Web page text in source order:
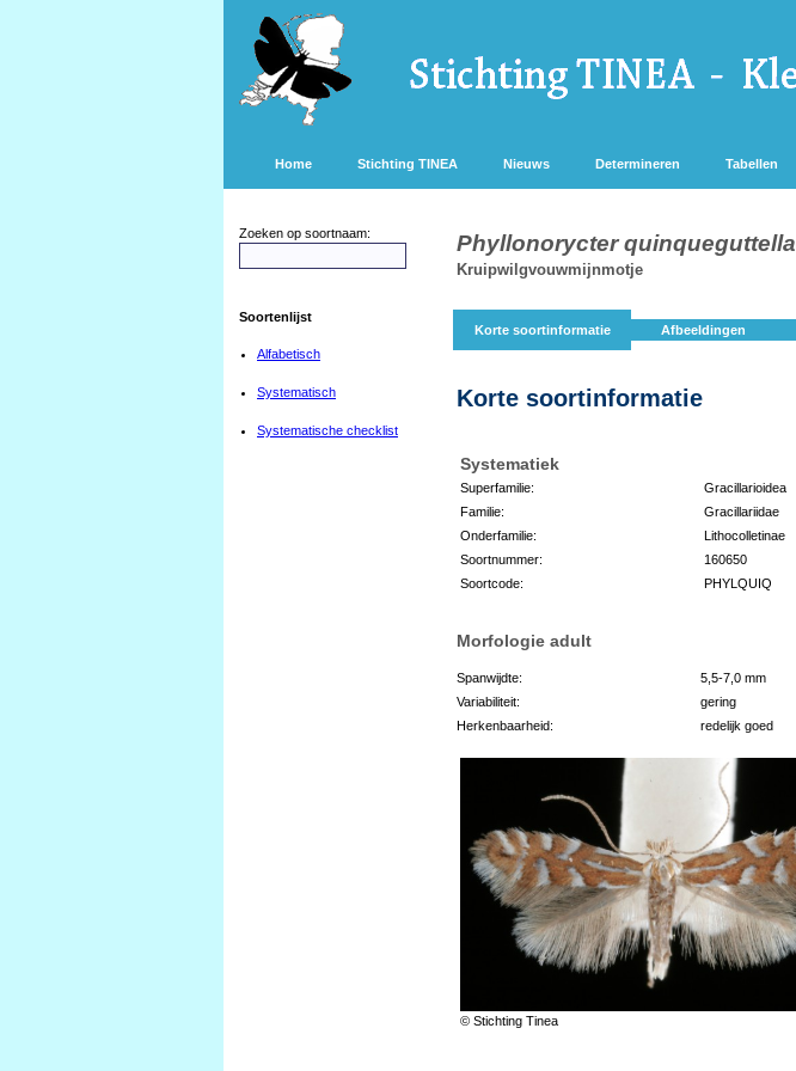
Home Stichting TINEA Nieuws Determineren Tabellen
Zoeken op soortnaam:
Soortenlijst
Alfabetisch
Systematisch
Systematische checklist
Phyllonorycter quinqueguttella
Kruipwilgvouwmijnmotje
Korte soortinformatie Afbeeldingen
Korte soortinformatie
Systematiek
Superfamilie:
Gracillarioidea
Familie:
Gracillariidae
Onderfamilie:
Lithocolletinae
Soortnummer:
160650
Soortcode:
PHYLQUIQ
Morfologie adult
Spanwijdte:
5,5-7,0 mm
Variabiliteit:
gering
Herkenbaarheid:
redelijk goed
© Stichting Tinea